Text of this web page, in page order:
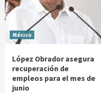
México
López Obrador asegura
recuperación de
empleos para el mes de
junio